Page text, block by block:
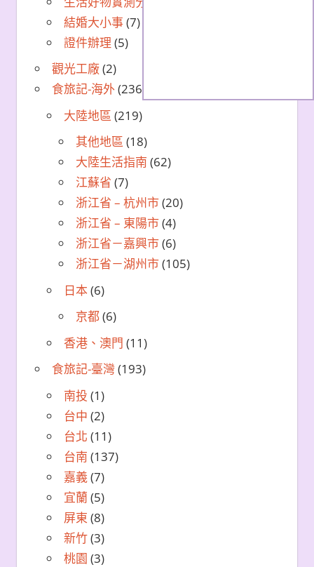
結婚大小事(7)
證件辦理 (5)
觀光工廠(2)
食旅記-海外(236)
大陸地區 (219)
其他地區 (18)
大陸生活指南 (62)
江蘇省 (7)
浙江省 – 杭州市(20)
浙江省 – 東陽市(4)
浙江省－嘉興市(6)
浙江省－湖州市(105)
日本(6)
京都(6)
香港、澳門 (11)
食旅記-臺灣 (193)
南投 (1)
台中 (2)
台北 (11)
台南 (137)
嘉義(7)
宜蘭 (5)
屏東 (8)
新竹(3)
桃園 (3)